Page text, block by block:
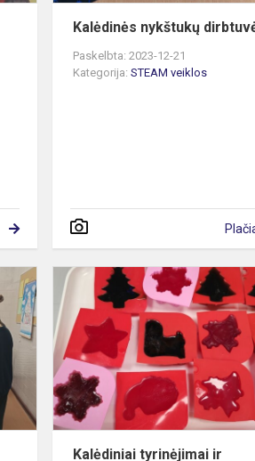
Kalėdinės nykštukų
Paskelbta: 2023-12-21
Kategorija:STEAM veiklos
Karalystė
ne
pasakoje,
gyvenime
Kalėdiniai tyrinėjimai ir